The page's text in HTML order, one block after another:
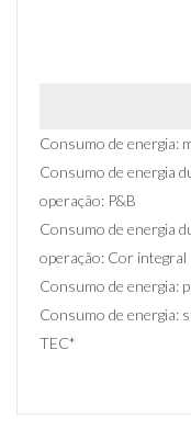
Consumo de energia:
Consumo de energia
operação: P&B
Consumo de energia
operação: Cor integral
Consumo de energia:
Consumo de energia:
TEC*